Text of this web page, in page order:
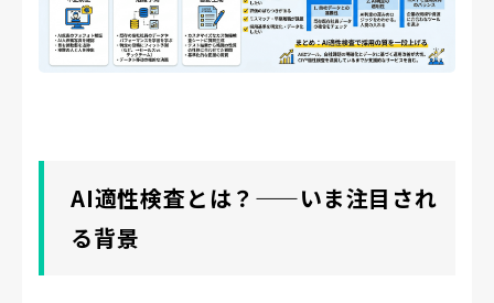
AI適性検査とは？——いま注目され
る背景